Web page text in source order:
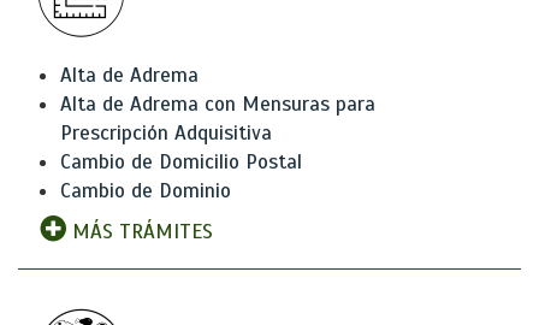
Alta de Adrema
Alta de Adrema con Mensuras para
Prescripción Adquisitiva
Cambio de Domicilio Postal
Cambio de Dominio
MÁS TRÁMITES